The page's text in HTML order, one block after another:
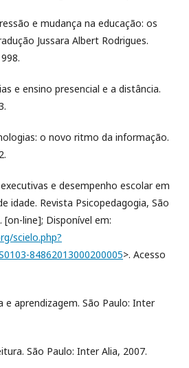
e mudança na educação: os
Jussara Albert Rodrigues.
e ensino presencial e a distância.
o novo ritmo da informação.
executivas e desempenho escolar em
idade. Revista Psicopedagogia, São
[on-line]; Disponível em:
scielo.php?
84862013000200005>. Acesso
e aprendizagem. São Paulo: Inter
São Paulo: Inter Alia, 2007.